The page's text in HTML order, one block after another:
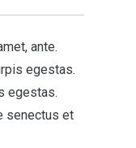
ante.
egestas.
egestas.
senectus et